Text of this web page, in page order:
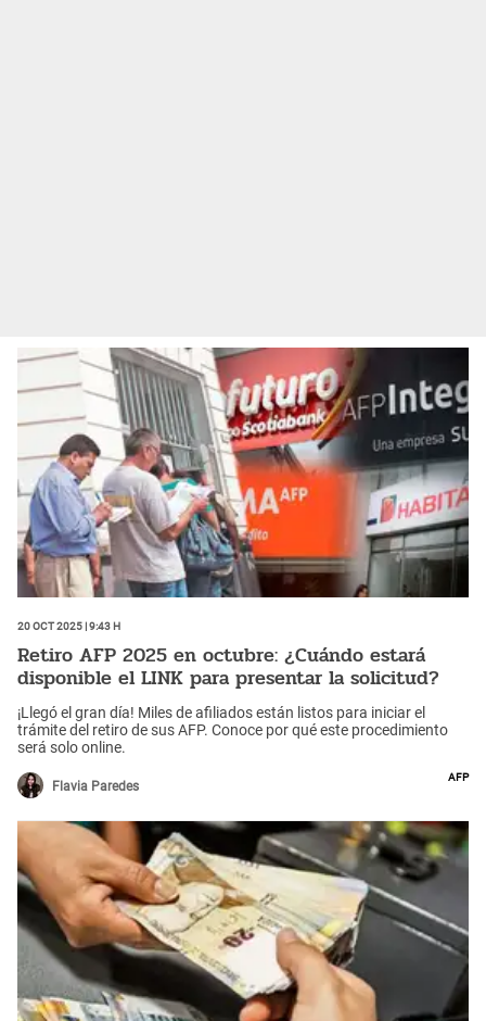
20 Oct 2025 | 9:43 h
Retiro AFP 2025 en octubre: ¿Cuándo estará
disponible el LINK para presentar la solicitud?
¡Llegó el gran día! Miles de afiliados están listos para iniciar el
trámite del retiro de sus AFP. Conoce por qué este procedimiento
será solo online.
Flavia Paredes
AFP